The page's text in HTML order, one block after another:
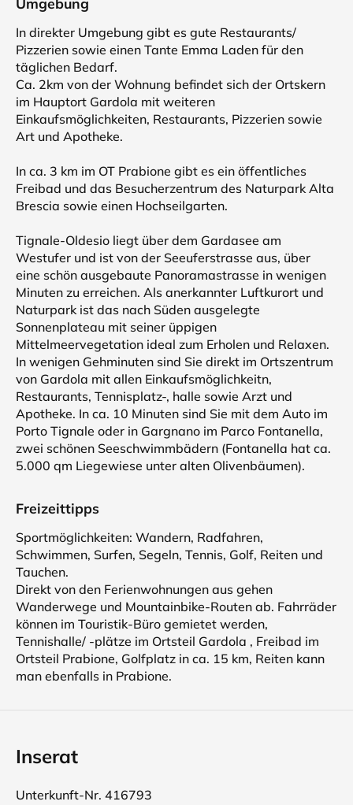
In direkter Umgebung gibt es gute Restaurants/
Pizzerien sowie einen Tante Emma Laden für den
täglichen Bedarf.
Ca. 2km von der Wohnung befindet sich der Ortskern
im Hauptort Gardola mit weiteren
Einkaufsmöglichkeiten, Restaurants, Pizzerien sowie
Art und Apotheke.
In ca. 3 km im OT Prabione gibt es ein öffentliches
Freibad und das Besucherzentrum des Naturpark Alta
Brescia sowie einen Hochseilgarten.
Tignale-Oldesio liegt über dem Gardasee am
Westufer und ist von der Seeuferstrasse aus, über
eine schön ausgebaute Panoramastrasse in wenigen
Minuten zu erreichen. Als anerkannter Luftkurort und
Naturpark ist das nach Süden ausgelegte
Sonnenplateau mit seiner üppigen
Mittelmeervegetation ideal zum Erholen und Relaxen.
In wenigen Gehminuten sind Sie direkt im Ortszentrum
von Gardola mit allen Einkaufsmöglichkeitn,
Restaurants, Tennisplatz-, halle sowie Arzt und
Apotheke. In ca. 10 Minuten sind Sie mit dem Auto im
Porto Tignale oder in Gargnano im Parco Fontanella,
zwei schönen Seeschwimmbädern (Fontanella hat ca.
5.000 qm Liegewiese unter alten Olivenbäumen).
Freizeittipps
Sportmöglichkeiten: Wandern, Radfahren,
Schwimmen, Surfen, Segeln, Tennis, Golf, Reiten und
Tauchen.
Direkt von den Ferienwohnungen aus gehen
Wanderwege und Mountainbike-Routen ab. Fahrräder
können im Touristik-Büro gemietet werden,
Tennishalle/ -plätze im Ortsteil Gardola , Freibad im
Ortsteil Prabione, Golfplatz in ca. 15 km, Reiten kann
man ebenfalls in Prabione.
Inserat
Unterkunft-Nr. 416793